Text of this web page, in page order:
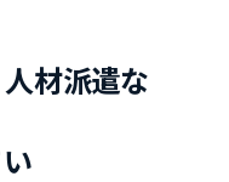
材派遣な